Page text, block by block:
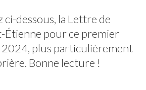
dessous, la Lettre de
Étienne pour ce premier
plus particulièrement
Bonne lecture !